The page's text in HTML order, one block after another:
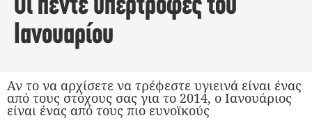
Οι πέντε υπερτροφές του
Ιανουαρίου
Αν το να αρχίσετε να τρέφεστε υγιεινά είναι ένας
από τους στόχους σας για το 2014, ο Ιανουάριος
είναι ένας από τους πιο ευνοϊκούς